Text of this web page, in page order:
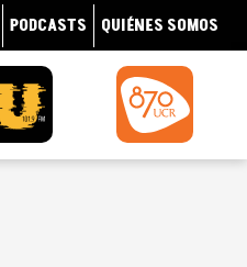
PODCASTS QUIÉNES SOMOS